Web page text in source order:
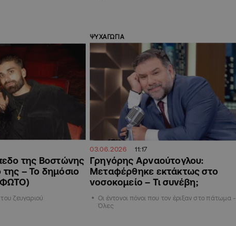
της Βοστώνης
– Το δημόσιο
ζευγαριού
ΨΥΧΑΓΩΓΙΑ
03.06.2026 11:17
Γρηγόρης Αρναούτογλου:
Μεταφέρθηκε εκτάκτως στο
νοσοκομείο – Τι συνέβη;
Οι έντονοι πόνοι που τον έριξαν στο πάτωμα -
Όλες